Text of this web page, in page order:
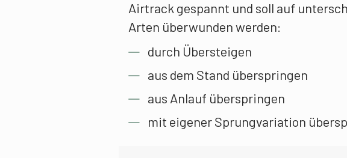
Airtrack gespannt und soll auf
Arten überwunden werden:
durch Übersteigen
aus dem Stand überspringen
aus Anlauf überspringen
mit eigener Sprungvariation